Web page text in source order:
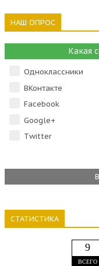
НАШ ОПРОС
Какая
Одноклассники
ВКонтакте
Facebook
Google+
Тwitter
СТАТИСТИКА
9
ВСЕГО